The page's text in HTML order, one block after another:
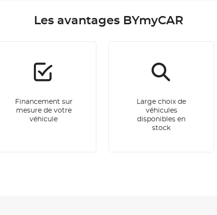
Les avantages BYmyCAR
Financement sur
mesure de votre
véhicule
Large choix de
véhicules
disponibles en
stock